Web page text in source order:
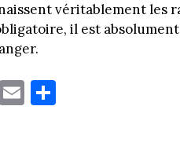
véritablement les
il est
X E
m